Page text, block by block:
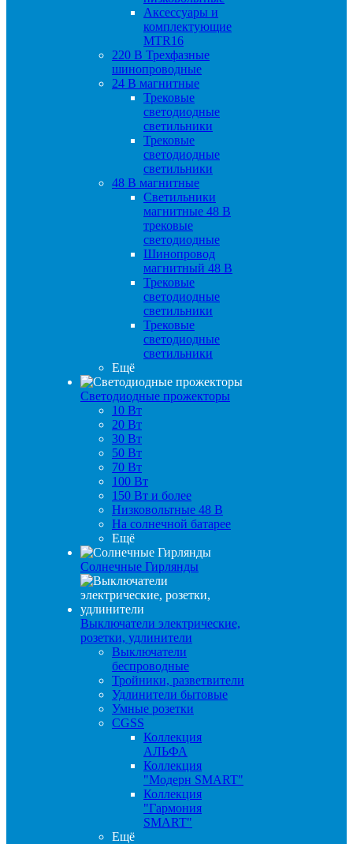
Аксессуары и
комплектующие
MTR16
220 B Трехфазные
шинопроводные
24 B магнитные
Трековые
светодиодные
светильники
Трековые
светодиодные
светильники
48 B магнитные
Светильники
магнитные 48 В
трековые
светодиодные
Шинопровод
магнитный 48 В
Трековые
светодиодные
светильники
Трековые
светодиодные
светильники
Ещё
Светодиодные прожекторы
10 Вт
20 Вт
30 Вт
50 Вт
70 Вт
100 Вт
150 Вт и более
Низковольтные 48 В
На солнечной батарее
Ещё
Солнечные Гирлянды
Выключатели электрические,
розетки, удлинители
Выключатели
беспроводные
Тройники, разветвители
Удлинители бытовые
Умные розетки
CGSS
Коллекция
АЛЬФА
Коллекция
"Модерн SMART"
Коллекция
"Гармония
SMART"
Ещё